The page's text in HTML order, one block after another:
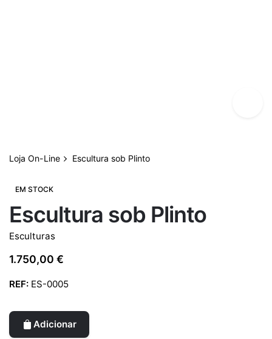
Loja On-Line Escultura sob Plinto
EM STOCK
Escultura sob Plinto
Esculturas
1.750,00 €
REF: ES-0005
Adicionar